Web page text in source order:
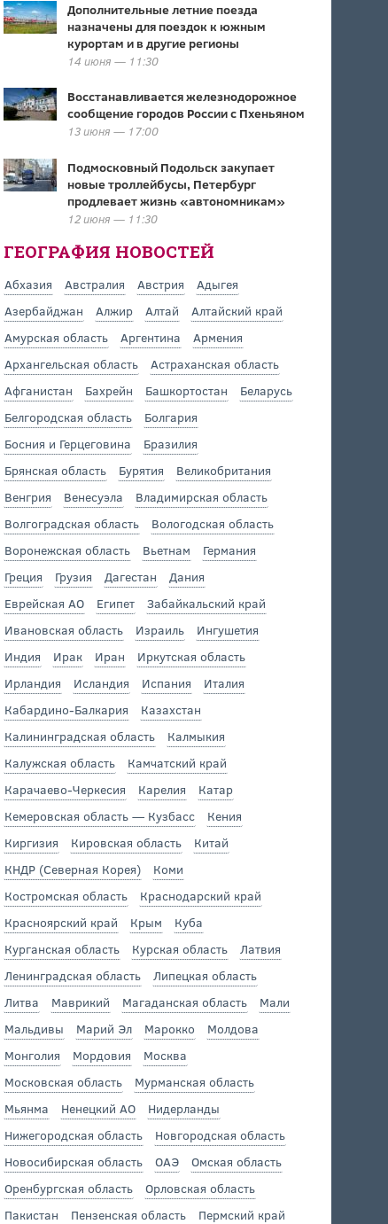
Дополнительные летние поезда
назначены для поездок к южным
курортам и в другие регионы
14 июня — 11:30
Восстанавливается железнодорожное
сообщение городов России с Пхеньяном
13 июня — 17:00
Подмосковный Подольск закупает
новые троллейбусы, Петербург
продлевает жизнь «автономникам»
12 июня — 11:30
ГЕОГРАФИЯ НОВОСТЕЙ
Абхазия Австралия Австрия
Адыгея
Азербайджан
Алжир Алтай
Алтайский край
Амурская область
Аргентина
Армения
Архангельская область
Астраханская область
Афганистан
Бахрейн Башкортостан
Беларусь
Белгородская область
Болгария
Босния и Герцеговина
Бразилия
Брянская область
Бурятия
Великобритания
Венгрия
Венесуэла
Владимирская область
Волгоградская область
Вологодская область
Воронежская область
Вьетнам
Германия
Греция
Грузия Дагестан
Дания
Еврейская АО
Египет
Забайкальский край
Ивановская область
Израиль
Ингушетия
Индия
Ирак Иран
Иркутская область
Ирландия
Исландия Испания
Италия
Кабардино-Балкария
Казахстан
Калининградская область
Калмыкия
Калужская область
Камчатский край
Карачаево-Черкесия
Карелия
Катар
Кемеровская область — Кузбасс
Кения
Киргизия
Кировская область
Китай
КНДР (Северная Корея)
Коми
Костромская область
Краснодарский край
Красноярский край
Крым
Куба
Курганская область
Курская область
Латвия
Ленинградская область
Липецкая область
Литва
Маврикий Магаданская область
Мали
Мальдивы
Марий Эл Марокко
Молдова
Монголия
Мордовия
Москва
Московская область
Мурманская область
Мьянма
Ненецкий АО
Нидерланды
Нижегородская область
Новгородская область
Новосибирская область
ОАЭ
Омская область
Оренбургская область
Орловская область
Пакистан
Пензенская область
Пермский край